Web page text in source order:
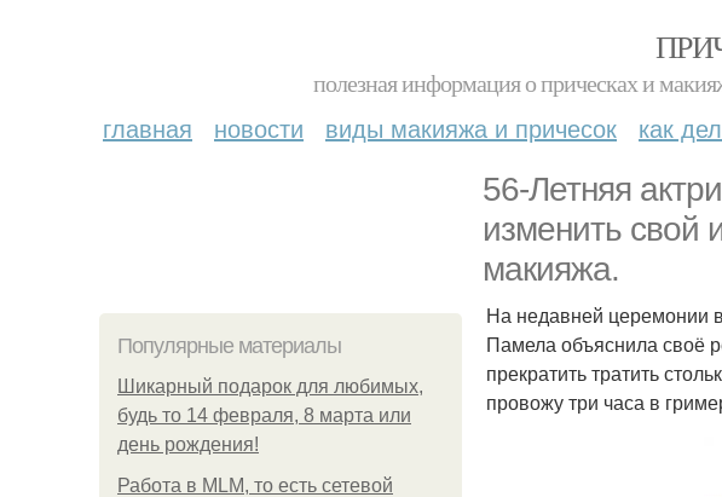
полезная информация о прическах и
главная новости виды макияжа и причесок как
56-Летняя
изменить свой
макияжа.
Популярные материалы
Шикарный подарок для любимых,
будь то 14 февраля, 8 марта или
день рождения!
Работа в MLM, то есть сетевой
На недавней церемонии
Памела объяснила своё
прекратить тратить
провожу три часа в